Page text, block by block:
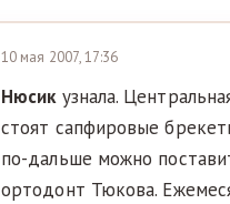
10 мая 2007, 17:36
Нюсикузнала.
стоят сапфировые
по-дальше можно
ортодонт Тюкова.